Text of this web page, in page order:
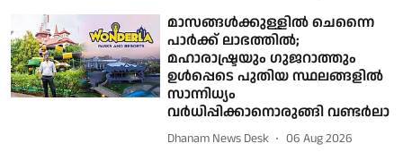
മാസങ്ങള്‍ക്കുള്ളില്‍ ചെന്നൈ
പാര്‍ക്ക് ലാഭത്തില്‍;
മഹാരാഷ്ട്രയും ഗുജറാത്തും
ഉള്‍പ്പെടെ പുതിയ സ്ഥലങ്ങളില്‍
സാന്നിധ്യം
വര്‍ധിപ്പിക്കാനൊരുങ്ങി വണ്ടര്‍ലാ
Dhanam News Desk 06 Aug 2026